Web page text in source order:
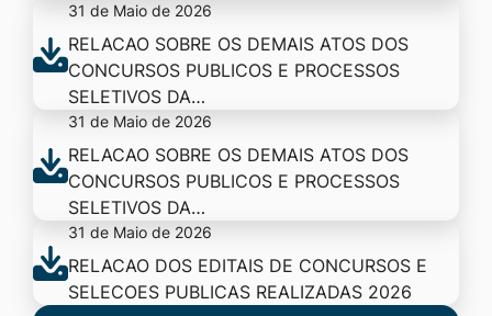
31 de Maio de 2026
RELACAO SOBRE OS DEMAIS ATOS DOS
CONCURSOS PUBLICOS E PROCESSOS
SELETIVOS DA…
31 de Maio de 2026
RELACAO SOBRE OS DEMAIS ATOS DOS
CONCURSOS PUBLICOS E PROCESSOS
SELETIVOS DA…
31 de Maio de 2026
RELACAO DOS EDITAIS DE CONCURSOS E
SELECOES PUBLICAS REALIZADAS 2026